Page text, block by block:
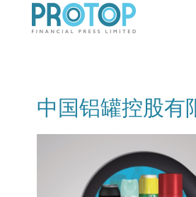
中国铝罐控股有